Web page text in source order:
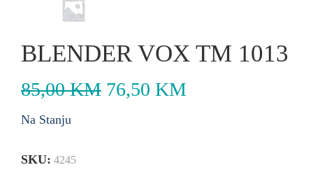
BLENDER VOX TM 1013
85,00KM 76,50 KM
Na Stanju
SKU: 4245